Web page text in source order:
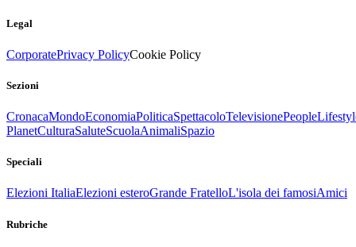
Legal
CorporatePrivacy PolicyCookie Policy
Sezioni
CronacaMondoEconomiaPoliticaSpettacoloTelevisionePeople
PlanetCulturaSaluteScuolaAnimaliSpazio
Speciali
Elezioni ItaliaElezioni esteroGrande FratelloL'isola dei famosiAmici
Rubriche